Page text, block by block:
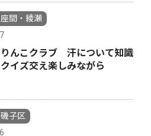
間・綾瀬
んこクラブ 汗について知識
イズ交え楽しみながら
子区